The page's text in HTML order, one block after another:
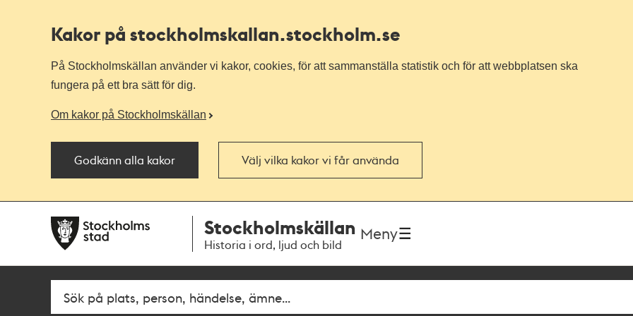
Kakor på stockholmskallan.stockholm.se
På Stockholmskällan använder vi kakor, cookies, för att sammanställa statistik och för att webbplatsen ska
fungera på ett bra sätt för dig.
Om kakor på Stockholmskällan
Godkänn alla kakor Välj vilka kakor vi får använda
navigationen
huvudinnehållet
Stockholmskällan
Historia i ord, ljud och bild
Meny
SökFritextsök